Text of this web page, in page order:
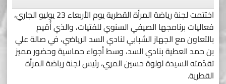
اختتمت لجنة رياضة المرأة القطرية يوم الأربعاء 23 يوليو الجاري،
فعاليات برنامجها الصيفي السنوي للفتيات، والذي أُقيم
بالتعاون مع الجهاز الشبابي لنادي السد الرياضي، في صالة علي
بن حمد العطية بنادي السد، وسط أجواء حماسية وحضور مميز
تقدّمته السيدة لولوة حسين المري، رئيس لجنة رياضة المرأة
القطرية.